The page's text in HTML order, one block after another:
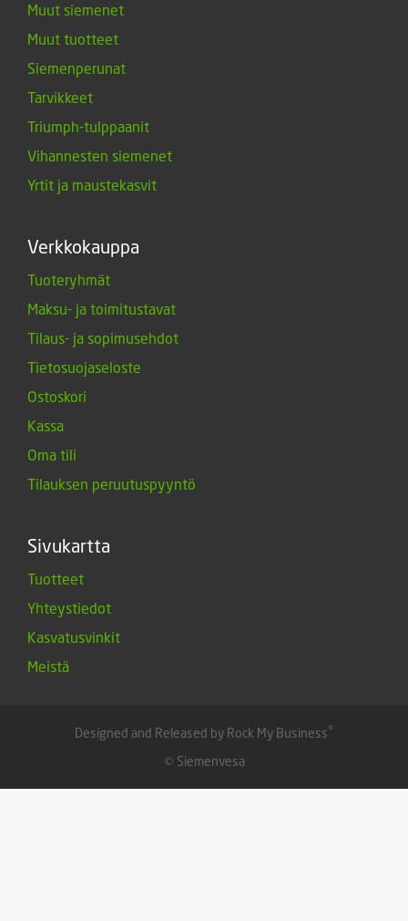
Muut siemenet
Muut tuotteet
Siemenperunat
Tarvikkeet
Triumph-tulppaanit
Vihannesten siemenet
Yrtit ja maustekasvit
Verkkokauppa
Tuoteryhmät
Maksu- ja toimitustavat
Tilaus- ja sopimusehdot
Tietosuojaseloste
Ostoskori
Kassa
Oma tili
Tilauksen peruutuspyyntö
Sivukartta
Tuotteet
Yhteystiedot
Kasvatusvinkit
Meistä
Designed and Released by Rock My Business®
© Siemenvesa